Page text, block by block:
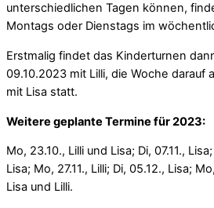
unterschiedlichen Tagen können,
Montags oder Dienstags im
Erstmalig findet das Kinderturnen
09.10.2023 mit Lilli, die Woche darauf
mit Lisa statt.
Weitere geplante Termine für 2023:
Mo, 23.10., Lilli und Lisa; Di, 07.11.,
Lisa; Mo, 27.11., Lilli; Di, 05.12., Lisa;
Lisa und Lilli.